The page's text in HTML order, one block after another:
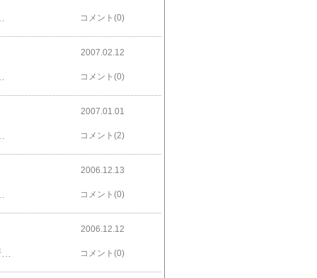
コメント(0)
2007.02.12
コメント(0)
2007.01.01
コメント(2)
2006.12.13
コメント(0)
KillZoneあらかじめ決めておいた銃撃等を行いやすい追い込みポイント。まぁいいや。最近禁断の領域に足を突っ込んでいる気がする。そう、あれだ。無いならば作ってしまえプログラム。なんだか将来的に全く使えない知識ばかりが増えている…。再構成の能力が欲しいね。
2006.12.12
コメント(0)